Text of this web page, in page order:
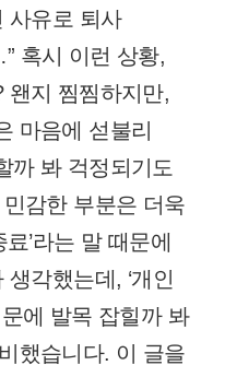
사유로 퇴사
혹시 이런 상황,
왠지 찜찜하지만,
마음에 섣불리
까 봐 걱정되기도
감한 부분은 더욱
’라는 말 때문에
각했는데, ‘개인
에 발목 잡힐까 봐
했습니다. 이 글을